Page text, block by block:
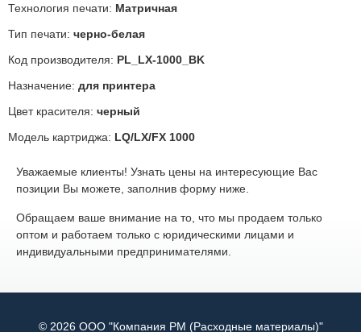
Технология печати: Матричная
Тип печати: черно-белая
Код производителя: PL_LX-1000_BK
Назначение: для принтера
Цвет красителя: черный
Модель картриджа: LQ/LX/FX 1000
Уважаемые клиенты! Узнать цены на интересующие Вас
позиции Вы можете, заполнив форму ниже.
Обращаем ваше внимание на то, что мы продаем только
оптом и работаем только с юридическими лицами и
индивидуальными предпринимателями.
© 2026 ООО "Компания РМ (Расходные материалы)"